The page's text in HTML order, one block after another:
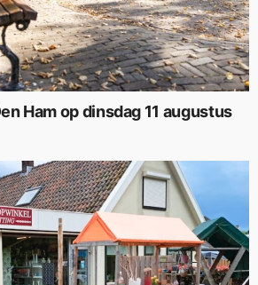
Ham op dinsdag 11 augustus